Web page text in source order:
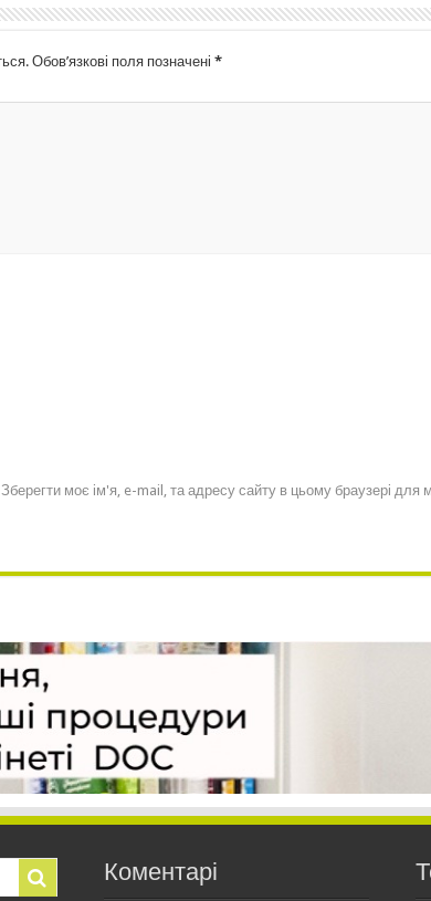
Обов’язкові поля позначені *
Зберегти моє ім'я, e-mail, та адресу сайту в цьому браузері для
Коментарі